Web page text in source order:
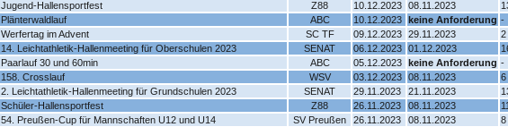
Jugend-Hallensportfest
Z88 10.12.2023 08.11.2023
Plänterwaldlauf
ABC 10.12.2023 keine Anforderung -
Werfertag im Advent
SC TF 09.12.2023 29.11.2023
2
14. Leichtathletik-Hallenmeeting für Oberschulen 2023
SENAT 06.12.2023 01.12.2023
Paarlauf 30 und 60min
ABC 05.12.2023 keine Anforderung -
158. Crosslauf
WSV 03.12.2023 08.11.2023
6
2. Leichtathletik-Hallenmeeting für Grundschulen 2023
SENAT 29.11.2023 21.11.2023
Schüler-Hallensportfest
Z88 26.11.2023 08.11.2023
11
54. Preußen-Cup für Mannschaften U12 und U14
SV Preußen 26.11.2023 08.11.2023
8